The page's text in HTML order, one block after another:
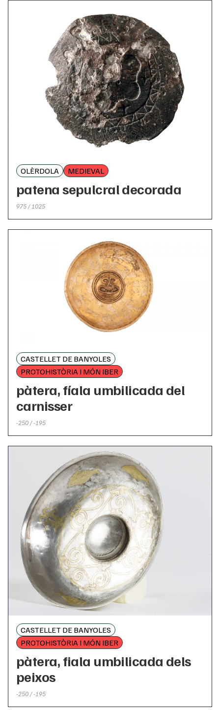
OLÈRDOLA MEDIEVAL
patena sepulcral decorada
975 / 1025
CASTELLET DE BANYOLES
PROTOHISTÒRIA I MÓN IBER
pàtera, fíala umbilicada del
carnisser
-250 / -195
CASTELLET DE BANYOLES
PROTOHISTÒRIA I MÓN IBER
pàtera, fiala umbilicada dels
peixos
-250 / -195